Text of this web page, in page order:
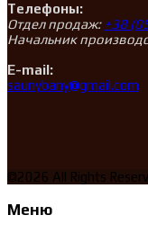
Телефоны:
Отдел продаж: +38
Начальник
E-mail:
saunybany@gmail.com
©2026 All Rights
Меню